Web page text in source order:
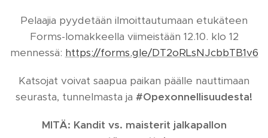
Pelaajia pyydetään ilmoittautumaan etukäteen
Forms-lomakkeella viimeistään 12.10. klo 12
mennessä: https://forms.gle/DT2oRLsNJcbbTB1v6
Katsojat voivat saapua paikan päälle nauttimaan
seurasta, tunnelmasta ja #Opexonnellisuudesta!
MITÄ: Kandit vs. maisterit jalkapallon